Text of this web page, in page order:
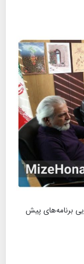
برنامه‌های پیش